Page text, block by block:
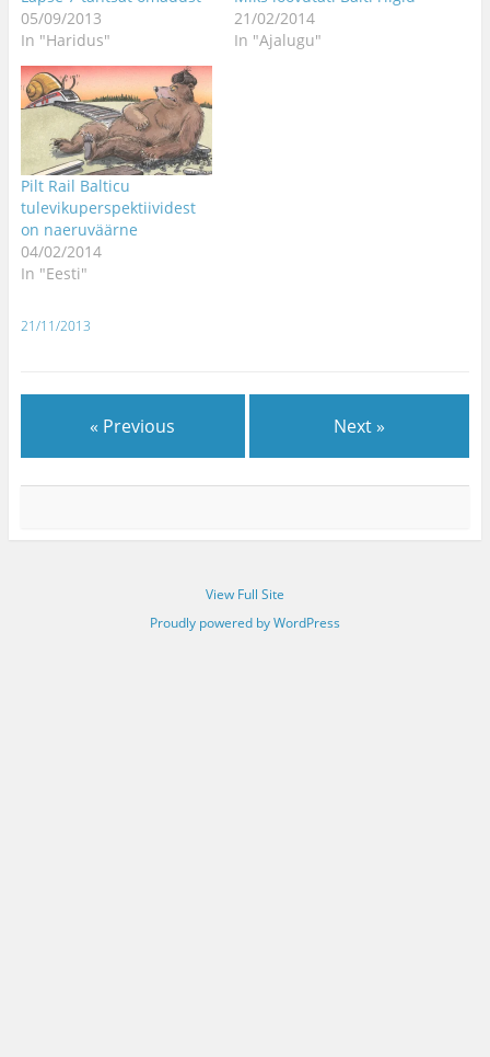
05/09/2013
In "Haridus"
21/02/2014
In "Ajalugu"
Pilt Rail Balticu
tulevikuperspektiividest
on naeruväärne
04/02/2014
In "Eesti"
21/11/2013
« Previous Next »
View Full Site
Proudly powered by WordPress